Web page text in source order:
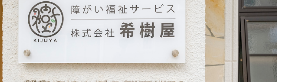
よくあるご質問
Safie GOシリーズ
Safie Manager
AI-App ナンバープレート認識
Safie Trail Station